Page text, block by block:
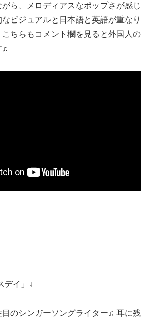
ら、メロディアスなポップさが感じ
ビジュアルと日本語と英語が重なり
ちらもコメント欄を見ると外国人の
♫
デイ」↓
のシンガーソングライター♫ 耳に残